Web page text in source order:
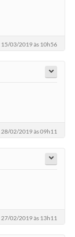
15/03/2019 às 10h56
02/2019 às 09h11
27/02/2019 às 13h11